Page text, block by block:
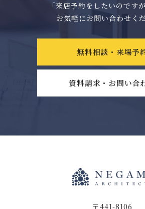
「来店予約をしたいのです
お気軽にお問い合わせくだ
無料相談・来場予
資料請求・お問い合
〒441-8106